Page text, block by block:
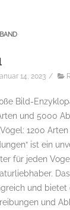
14, 2023 /
Bild-
und 5000
1200
ist ein
für jeden
und bietet
und